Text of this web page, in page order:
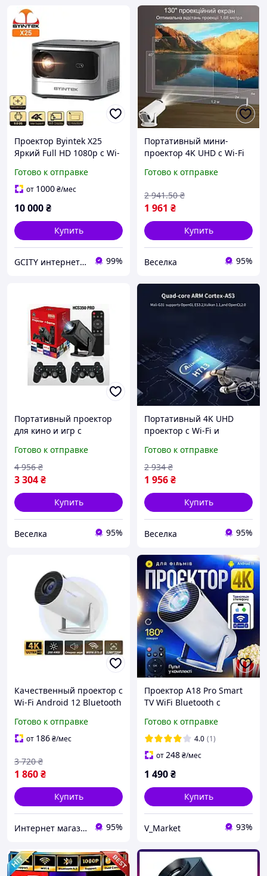
Проектор Byintek X25
Яркий Full HD 1080p с Wi-
домашний смарт-
проектор для фильмов и
Готово к отправке
от 1000₴/мес
10 000₴
Купить
GCITY интернет магазин 99%
Портативный мини-
проектор 4K UHD с Wi-Fi
домашнего кинотеатра и
Готово к отправке
1 961 ₴
2 941.50 ₴
Купить
Веселка 95%
Портативный проектор
для кино и игр с
разрешения
оснащенный Wi-Fi и
Bluetooth связью
Готово к отправке
3 304₴
4 956 ₴
Купить
Веселка 95%
Портативный 4K UHD
проектор с Wi-Fi и
игр и презентаций на
открытом воздухе BROWN
Готово к отправке
1 956₴
2 934 ₴
Купить
Веселка 95%
Качественный проектор с
Wi-Fi Android 12 Bluetooth
офиса игр фильмов
презентаций
Готово к отправке
от 186₴/мес
1 860₴
3 720 ₴
Купить
Интернет магазин «Smart Life» 95%
Проектор A18 Pro Smart
TV WiFi Bluetooth с
портативный домашний
кинотеатр,
видеопроектор для дома
Готово к отправке
4.0 (1)
от248₴/мес
1 490₴
Купить
V_Market 93%